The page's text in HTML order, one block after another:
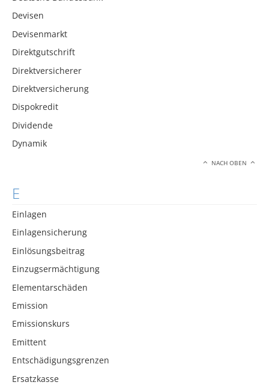
Devisen
Devisenmarkt
Direktgutschrift
Direktversicherer
Direktversicherung
Dispokredit
Dividende
Dynamik
NACH OBEN
E
Einlagen
Einlagensicherung
Einlösungsbeitrag
Einzugsermächtigung
Elementarschäden
Emission
Emissionskurs
Emittent
Entschädigungsgrenzen
Ersatzkasse